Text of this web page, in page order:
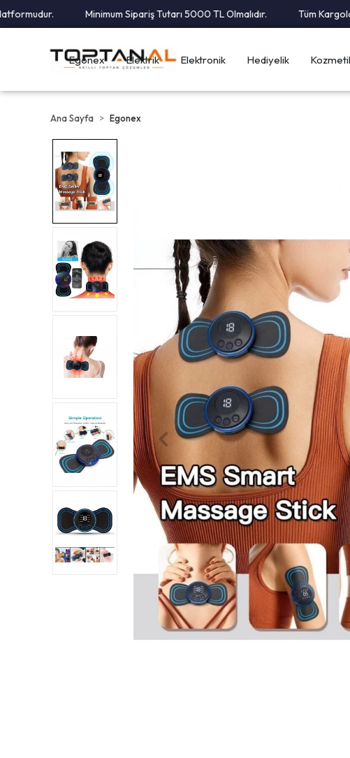
Minimum Sipariş Tutarı 5000 TL Olmalıdır. Tüm Kargolar
Egonex Elektrik Elektronik Hediyelik
Ana Sayfa Egonex